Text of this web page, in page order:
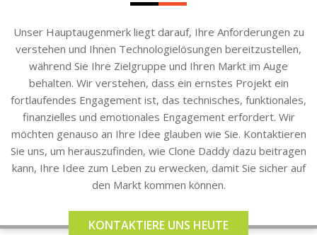
Unser Hauptaugenmerk liegt darauf, Ihre Anforderungen zu
verstehen und Ihnen Technologielösungen bereitzustellen,
während Sie Ihre Zielgruppe und Ihren Markt im Auge
behalten. Wir verstehen, dass ein ernstes Projekt ein
fortlaufendes Engagement ist, das technisches, funktionales,
finanzielles und emotionales Engagement erfordert. Wir
möchten genauso an Ihre Idee glauben wie Sie. Kontaktieren
Sie uns, um herauszufinden, wie Clone Daddy dazu beitragen
kann, Ihre Idee zum Leben zu erwecken, damit Sie sicher auf
den Markt kommen können.
KONTAKTIERE UNS HEUTE